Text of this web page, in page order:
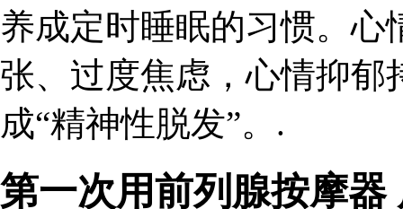
养成定时睡眠的习惯。
张、过度焦虑，心情抑郁
成“精神性脱发”。.
第一次用前列腺按摩